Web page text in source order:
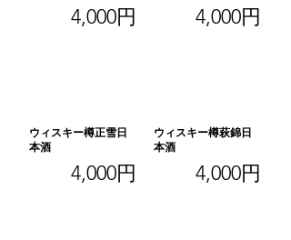
4,000円 4,000円
ウィスキー樽正雪日
本酒
4,000円
ウィスキー樽萩錦日
本酒
4,000円